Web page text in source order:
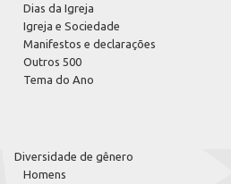
Dias da Igreja
Igreja e Sociedade
Manifestos e declarações
Outros 500
Tema do Ano
Diversidade de gênero
Homens